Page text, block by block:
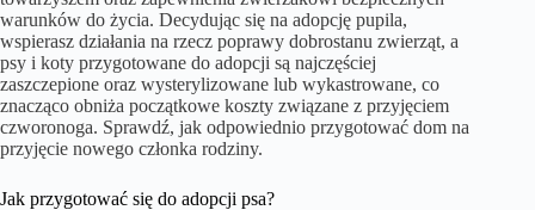
warunków do życia. Decydując się na adopcję pupila,
wspierasz działania na rzecz poprawy dobrostanu zwierząt, a
psy i koty przygotowane do adopcji są najczęściej
zaszczepione oraz wysterylizowane lub wykastrowane, co
znacząco obniża początkowe koszty związane z przyjęciem
czworonoga. Sprawdź, jak odpowiednio przygotować dom na
przyjęcie nowego członka rodziny.
Jak przygotować się do adopcji psa?